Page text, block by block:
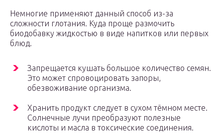
Немногие применяют данный способ из-за
сложности глотания. Куда проще размочить
биодобавку жидкостью в виде напитков или первых
блюд.
Запрещается кушать большое количество семян.
Это может спровоцировать запоры,
обезвоживание организма.
Хранить продукт следует в сухом тёмном месте.
Солнечные лучи преобразуют полезные
кислоты и масла в токсические соединения.